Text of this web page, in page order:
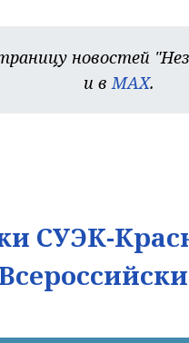
новостей
и вMAX.
СУЭК-